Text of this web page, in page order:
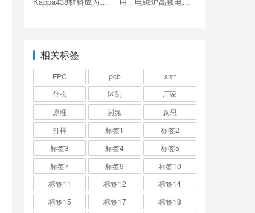
相关标签
FPC pcb
smt
什么
区别
厂家
原理
射频
意思
打样
标签1
标签2
标签3
标签4
标签5
标签7
标签9
标签10
标签11
标签12
标签14
标签15
标签17
标签18